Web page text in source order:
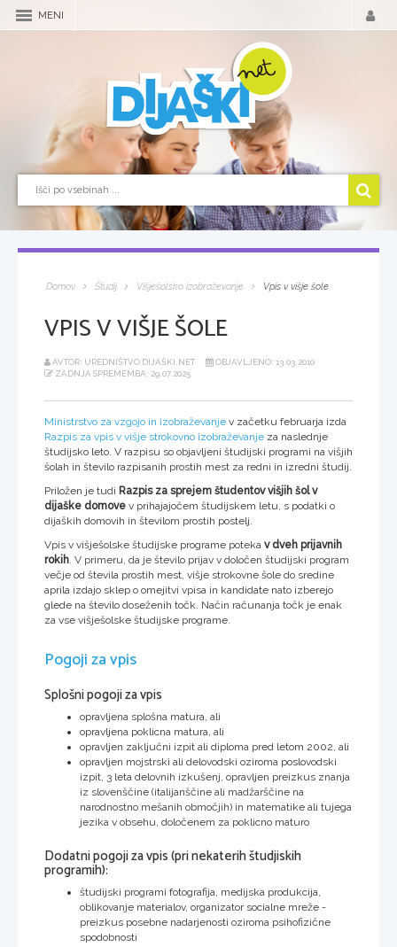
MENI
Domov Študij Višješolsko izobraževanje Vpis v višje šole
VPIS V VIŠJE ŠOLE
AVTOR: UREDNIŠTVO DIJAŠKI.NET
OBJAVLJENO: 13.03.2010
ZADNJA SPREMEMBA: 29.07.2025
Ministrstvo za vzgojo in izobraževanje v začetku februarja izda
Razpis za vpis v višje strokovno izobraževanje za naslednje
študijsko leto. V razpisu so objavljeni študijski programi na višjih
šolah in število razpisanih prostih mest za redni in izredni študij.
Priložen je tudi Razpis za sprejem študentov višjih šol v
dijaške domove v prihajajočem študijskem letu, s podatki o
dijaških domovih in številom prostih postelj.
Vpis v višješolske študijske programe poteka v dveh prijavnih
rokih . V primeru, da je število prijav v določen študijski program
večje od števila prostih mest, višje strokovne šole do sredine
aprila izdajo sklep o omejitvi vpisa in kandidate nato izberejo
glede na število doseženih točk. Način računanja točk je enak
za vse višješolske študijske programe.
Pogoji za vpis
Splošni pogoji za vpis
opravljena splošna matura, ali
opravljena poklicna matura, ali
opravljen zaključni izpit ali diploma pred letom 2002, ali
opravljen mojstrski ali delovodski oziroma poslovodski
izpit, 3 leta delovnih izkušenj, opravljen preizkus znanja
iz slovenščine (italijanščine ali madžarščine na
narodnostno mešanih območjih) in matematike ali tujega
jezika v obsehu, določenem za poklicno maturo
Dodatni pogoji za vpis (pri nekaterih študjiskih
programih):
študijski programi fotografija, medijska produkcija,
oblikovanje materialov, organizator socialne mreže -
preizkus posebne nadarjenosti oziroma psihofizične
spodobnosti